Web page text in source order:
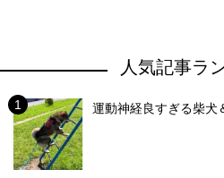
人気記事ラ
運動神経良すぎる柴犬